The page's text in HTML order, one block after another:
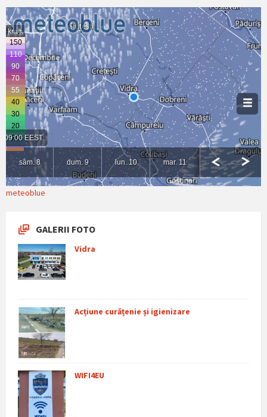
meteoblue
GALERII FOTO
Vidra
Acțiune curățenie și igienizare
WIFI4EU